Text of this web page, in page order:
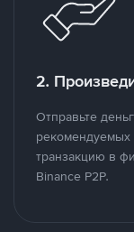
2.
Отправьте
рекомендуемых
транзакцию в
Binance P2P.